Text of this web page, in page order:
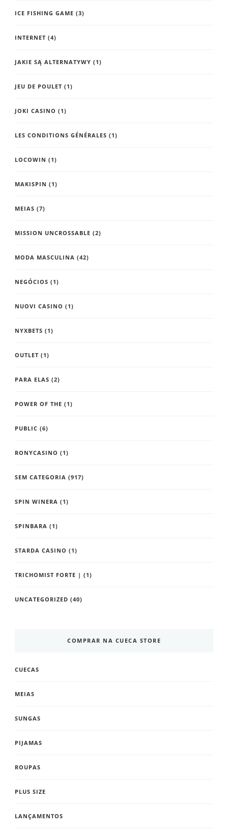
ICE FISHING GAME (3)
INTERNET (4)
JAKIE SĄ ALTERNATYWY (1)
JEU DE POULET (1)
JOKI CASINO (1)
LES CONDITIONS GÉNÉRALES (1)
LOCOWIN (1)
MAKISPIN (1)
MEIAS (7)
MISSION UNCROSSABLE (2)
MODA MASCULINA (42)
NEGÓCIOS (1)
NUOVI CASINO (1)
NYXBETS (1)
OUTLET (1)
PARA ELAS (2)
POWER OF THE (1)
PUBLIC (6)
RONYCASINO (1)
SEM CATEGORIA (917)
SPIN WINERA (1)
SPINBARA (1)
STARDA CASINO (1)
TRICHOMIST FORTE | (1)
UNCATEGORIZED (40)
COMPRAR NA CUECA STORE
CUECAS
MEIAS
SUNGAS
PIJAMAS
ROUPAS
PLUS SIZE
LANÇAMENTOS